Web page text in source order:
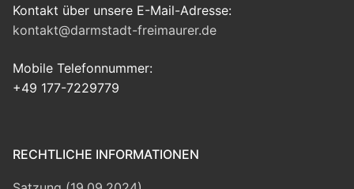
Kontakt über unsere E-Mail-Adresse:
kontakt@darmstadt-freimaurer.de
Mobile Telefonnummer:
+49 177-7229779
RECHTLICHE INFORMATIONEN